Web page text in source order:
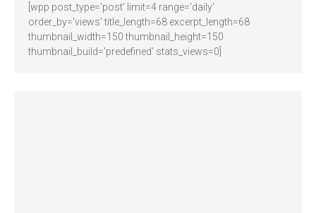
[wpp post_type='post' limit=4 range='daily'
order_by='views' title_length=68 excerpt_length=68
thumbnail_width=150 thumbnail_height=150
thumbnail_build='predefined' stats_views=0]